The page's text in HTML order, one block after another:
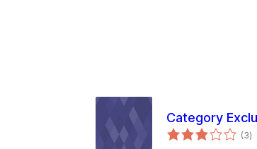
Category
(3個
の)